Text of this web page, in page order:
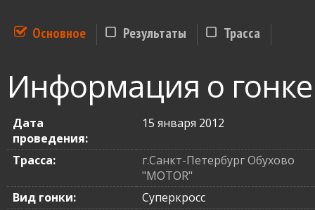
Основное Результаты Трасса
Информация о гонке
Дата
проведения:
15 января 2012
Трасса:
г.Санкт-Петербург Обухово
"MOTOR"
Вид гонки:
Суперкросс